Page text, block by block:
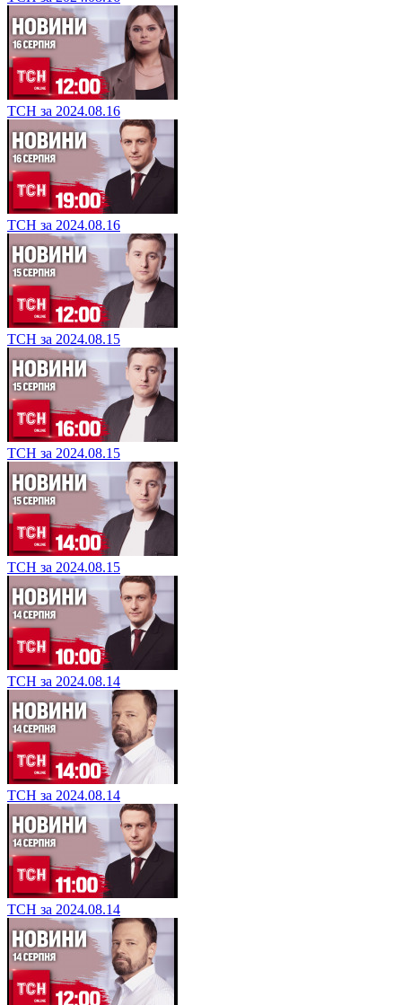
ТСН за 2024.08.16
ТСН за 2024.08.16
ТСН за 2024.08.15
ТСН за 2024.08.15
ТСН за 2024.08.15
ТСН за 2024.08.14
ТСН за 2024.08.14
ТСН за 2024.08.14